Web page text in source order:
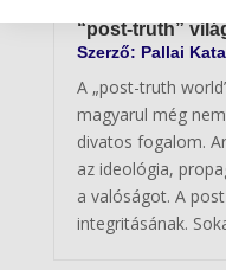
“post-truth”
Szerző: Pallai
A „post-truth
magyarul még
divatos fogalom.
az ideológia,
a valóságot. A
integritásának.